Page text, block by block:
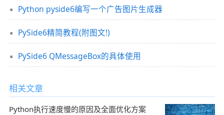
Python pyside6编写一个广告图片生成器
PySide6精简教程(附图文!)
PySide6 QMessageBox的具体使用
相关文章
Python执行速度慢的原因及全面优化方案